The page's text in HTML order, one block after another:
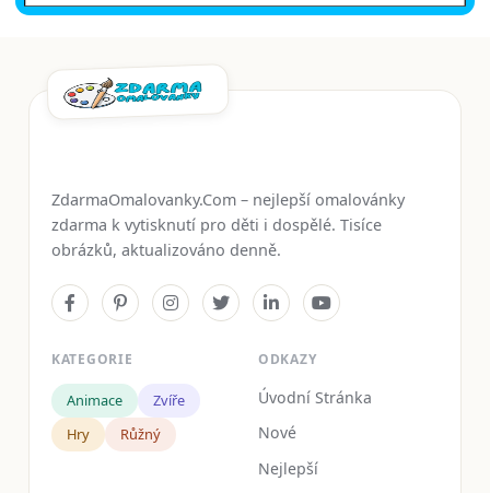
ZdarmaOmalovanky.Com – nejlepší omalovánky
zdarma k vytisknutí pro děti i dospělé. Tisíce
obrázků, aktualizováno denně.
KATEGORIE
Animace
Zvíře
Hry
Růžný
ODKAZY
Úvodní Stránka
Nové
Nejlepší